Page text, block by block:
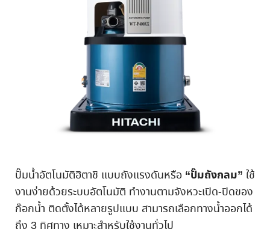
ปั๊มน้ำอัตโนมัติฮิตาชิ แบบถังแรงดันหรือ “ปั๊มถังกลม” ใช้
งานง่ายด้วยระบบอัตโนมัติ ทำงานตามจังหวะเปิด-ปิดของ
ก๊อกน้ำ ติดตั้งได้หลายรูปแบบ สามารถเลือกทางน้ำออกได้
ถึง 3 ทิศทาง เหมาะสำหรับใช้งานทั่วไป